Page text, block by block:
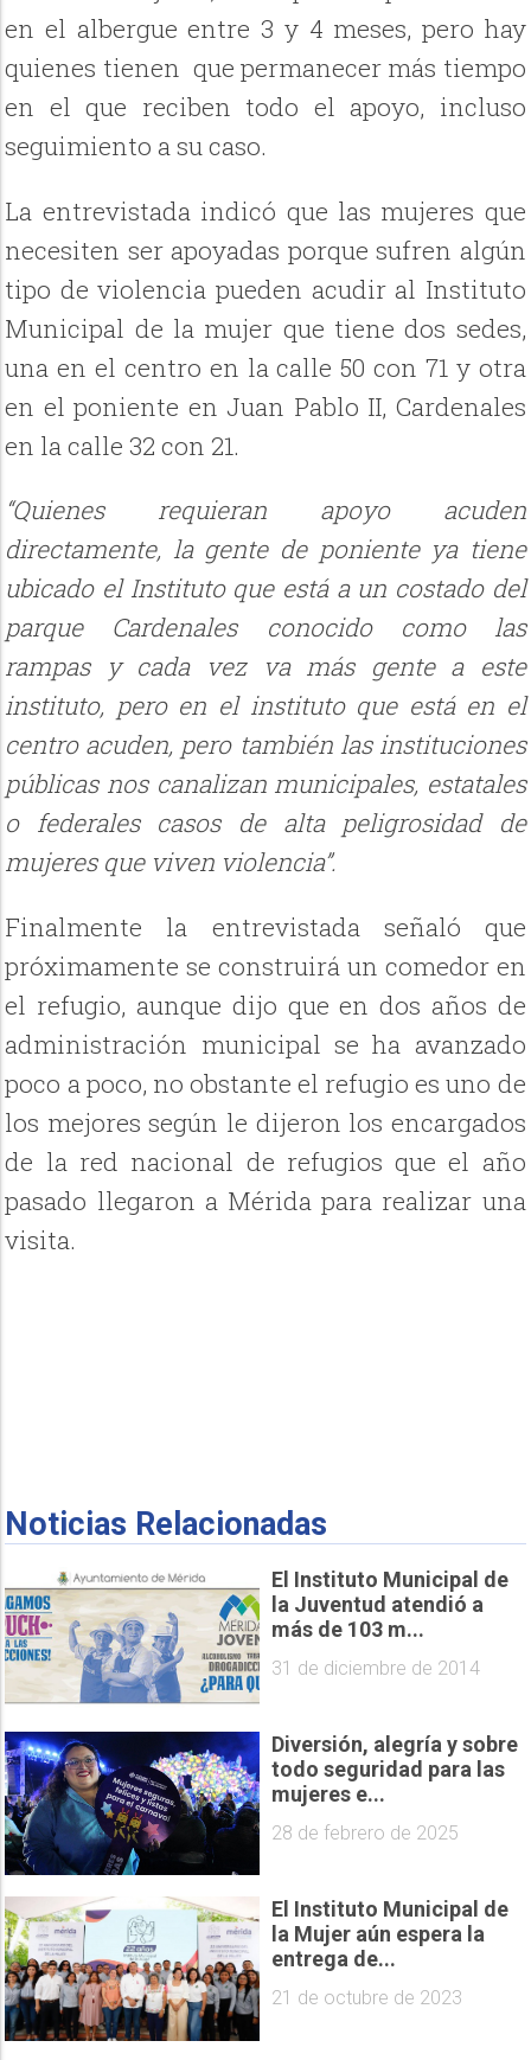
en el albergue entre 3 y 4 meses, pero hay
quienes tienen que permanecer más tiempo
en el que reciben todo el apoyo, incluso
seguimiento a su caso.
La entrevistada indicó que las mujeres que
necesiten ser apoyadas porque sufren algún
tipo de violencia pueden acudir al Instituto
Municipal de la mujer que tiene dos sedes,
una en el centro en la calle 50 con 71 y otra
en el poniente en Juan Pablo II, Cardenales
en la calle 32 con 21.
“Quienes requieran apoyo acuden
directamente, la gente de poniente ya tiene
ubicado el Instituto que está a un costado del
parque Cardenales conocido como las
rampas y cada vez va más gente a este
instituto, pero en el instituto que está en el
centro acuden, pero también las instituciones
públicas nos canalizan municipales, estatales
o federales casos de alta peligrosidad de
mujeres que viven violencia”.
Finalmente la entrevistada señaló que
próximamente se construirá un comedor en
el refugio, aunque dijo que en dos años de
administración municipal se ha avanzado
poco a poco, no obstante el refugio es uno de
los mejores según le dijeron los encargados
de la red nacional de refugios que el año
pasado llegaron a Mérida para realizar una
visita.
Noticias Relacionadas
El Instituto Municipal de
la Juventud atendió a
más de 103 m...
31 de diciembre de 2014
Diversión, alegría y sobre
todo seguridad para las
mujeres e...
28 de febrero de 2025
El Instituto Municipal de
la Mujer aún espera la
entrega de...
21 de octubre de 2023